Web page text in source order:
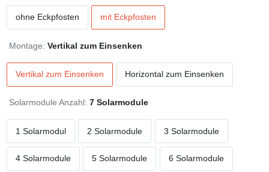
ohne Eckpfosten mit Eckpfosten
Montage: Vertikal zum Einsenken
Vertikal zum Einsenken Horizontal zum Einsenken
Solarmodule Anzahl: 7 Solarmodule
1 Solarmodul 2 Solarmodule 3 Solarmodule
4 Solarmodule 5 Solarmodule 6 Solarmodule